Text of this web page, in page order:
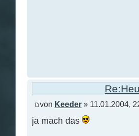
von Keeder » 11.01.2004,
ja mach das